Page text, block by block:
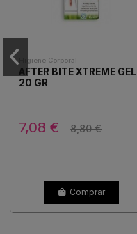
Higiene Corporal
AFTER BITE XTREME GEL
20 GR
7,08 € 8,80 €
Comprar